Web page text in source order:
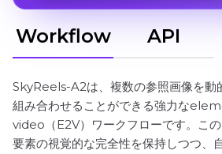
Workflow API
SkyReels-A2は、複数の参照画像を動
組み合わせることができる強力な
video（E2V）ワークフローです。こ
要素の視覚的な完全性を保持しつつ、